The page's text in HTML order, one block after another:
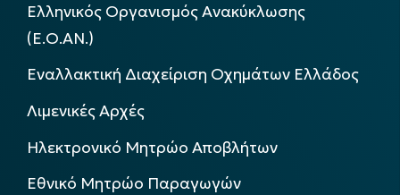
Ελληνικός Οργανισμός Ανακύκλωσης
(Ε.Ο.ΑΝ.)
Εναλλακτική Διαχείριση Οχημάτων Ελλάδος
Λιμενικές Αρχές
Ηλεκτρονικό Μητρώο Αποβλήτων
Εθνικό Μητρώο Παραγωγών